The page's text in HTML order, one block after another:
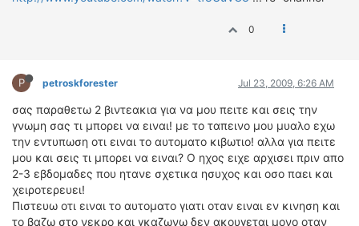
0
P petroskforester Jul 23, 2009, 6:26 AM
σας παραθετω 2 βιντεακια για να μου πειτε και σεις την
γνωμη σας τι μπορει να ειναι! με το ταπεινο μου μυαλο εχω
την εντυπωση οτι ειναι το αυτοματο κιβωτιο! αλλα για πειτε
μου και σεις τι μπορει να ειναι? Ο ηχος ειχε αρχισει πριν απο
2-3 εβδομαδες που ητανε σχετικα ησυχος και οσο παει και
χειροτερευει!
Πιστευω οτι ειναι το αυτοματο γιατι οταν ειναι εν κινηση και
το βαζω στο νεκρο και γκαζωνω δεν ακουγεται μονο οταν